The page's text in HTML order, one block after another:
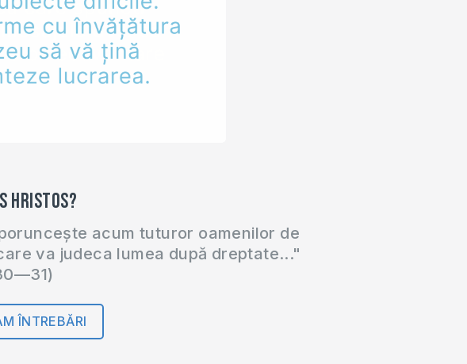
Hristos?
acum tuturor oamenilor de
va judeca lumea după dreptate..."
ÎNTREBĂRI